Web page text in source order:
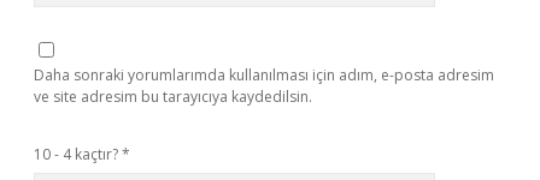
Daha sonraki yorumlarımda kullanılması için adım, e-posta adresim
ve site adresim bu tarayıcıya kaydedilsin.
10 - 4 kaçtır?*